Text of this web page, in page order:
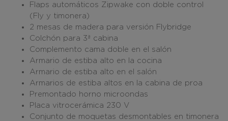
Flaps automáticos Zipwake con doble control
(Fly y timonera)
2 mesas de madera para versión Flybridge
Colchón para 3ª cabina
Complemento cama doble en el salón
Armario de estiba alto en la cocina
Armario de estiba alto en el salón
Armarios de estiba altos en la cabina de proa
Premontado horno microondas
Placa vitrocerámica 230 V
Conjunto de moquetas desmontables en timonera